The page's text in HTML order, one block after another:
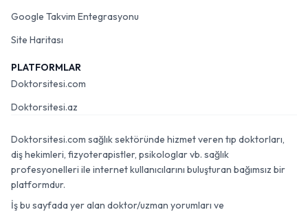
Google Takvim Entegrasyonu
Site Haritası
PLATFORMLAR
Doktorsitesi.com
Doktorsitesi.az
Doktorsitesi.com sağlık sektöründe hizmet veren tıp doktorları,
diş hekimleri, fizyoterapistler, psikologlar vb. sağlık
profesyonelleri ile internet kullanıcılarını buluşturan bağımsız bir
platformdur.
İş bu sayfada yer alan doktor/uzman yorumları ve